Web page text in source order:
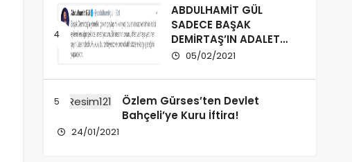
ABDULHAMİT GÜL
SADECE BAŞAK
DEMİRTAŞ’IN ADALET
BAKANI MI?
05/02/2021
Özlem Gürses’ten Devlet
Bahçeli’ye Kuru İftira!
24/01/2021